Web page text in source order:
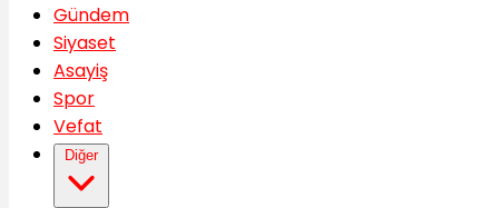
Gündem
Siyaset
Asayiş
Spor
Vefat
Diğer